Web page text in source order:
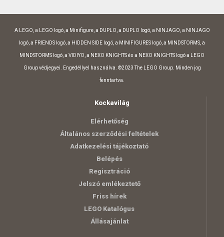
A LEGO, a LEGO logó, a Minifigure, a DUPLO, a DUPLO logó, a NINJAGO, a NINJAGO
logó, a FRIENDS logó, a HIDDEN SIDE logó, a MINIFIGURES logó, a MINDSTORMS, a
MINDSTORMS logó, a VIDIYO, a NEXO KNIGHTS és a NEXO KNIGHTS logó a LEGO
Group védjegyei. Engedéllyel használva. ©2023 The LEGO Group. Minden jog
fenntartva.
Kockavilág
Elérhetőség
Általános szerződési feltételek
Adatkezelési tájékoztató
Belépés
Regisztráció
Jelszó emlékeztető
Friss hírek
LEGO Katalógus
Állásajánlat